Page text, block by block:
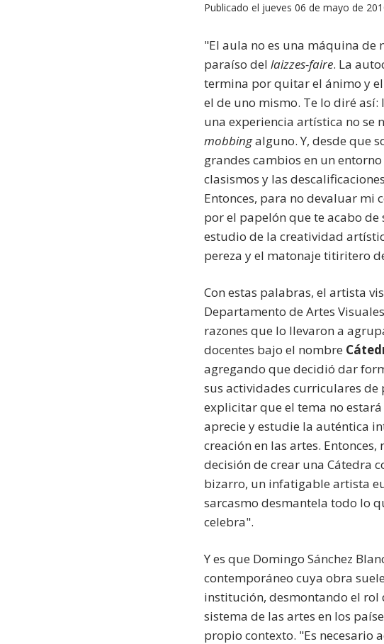
Publicado el jueves 06 de mayo de
"El aula no es una máquina de
paraíso del laizzes-faire. La
termina por quitar el ánimo y
el de uno mismo. Te lo diré así:
una experiencia artística no se
mobbingalguno. Y, desde que
grandes cambios en un
clasismos y las
Entonces, para no devaluar mi
por el papelón que te acabo
estudio de la creatividad
pereza y el matonaje titiritero
Con estas palabras, el artista
Departamento de Artes
razones que lo llevaron a
docentes bajo el nombre
agregando que decidió dar
sus actividades curriculares
explicitar que el tema no
aprecie y estudie la auténtica
creación en las artes.
decisión de crear una Cátedra
bizarro, un infatigable artista
sarcasmo desmantela todo lo
celebra".
Y es que Domingo Sánchez
contemporáneo cuya obra
institución, desmontando el rol
sistema de las artes en los
propio contexto. "Es necesario